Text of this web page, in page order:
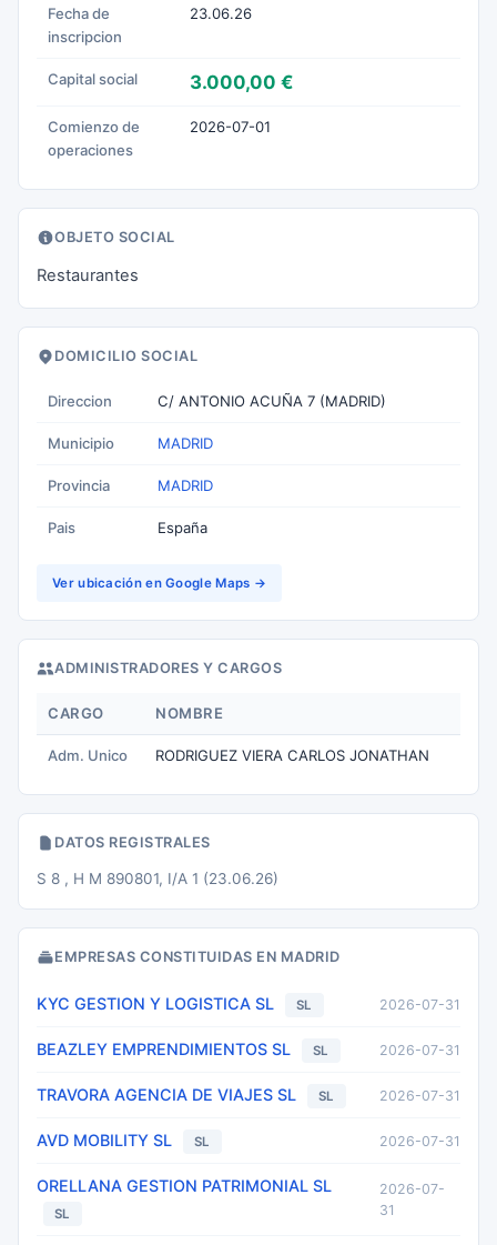
Fecha de
inscripcion
23.06.26
Capital social 3.000,00 €
Comienzo de
operaciones
2026-07-01
OBJETO SOCIAL
Restaurantes
DOMICILIO SOCIAL
Direccion C/ ANTONIO ACUÑA 7 (MADRID)
Municipio MADRID
Provincia MADRID
Pais España
Ver ubicación en Google Maps →
ADMINISTRADORES Y CARGOS
CARGO NOMBRE
Adm. Unico RODRIGUEZ VIERA CARLOS JONATHAN
DATOS REGISTRALES
S 8 , H M 890801, I/A 1 (23.06.26)
EMPRESAS CONSTITUIDAS EN MADRID
KYC GESTION Y LOGISTICA SL SL 2026-07-31
BEAZLEY EMPRENDIMIENTOS SL SL 2026-07-31
TRAVORA AGENCIA DE VIAJES SL SL 2026-07-31
AVD MOBILITY SL SL 2026-07-31
ORELLANA GESTION PATRIMONIAL SL
SL
2026-07-
31